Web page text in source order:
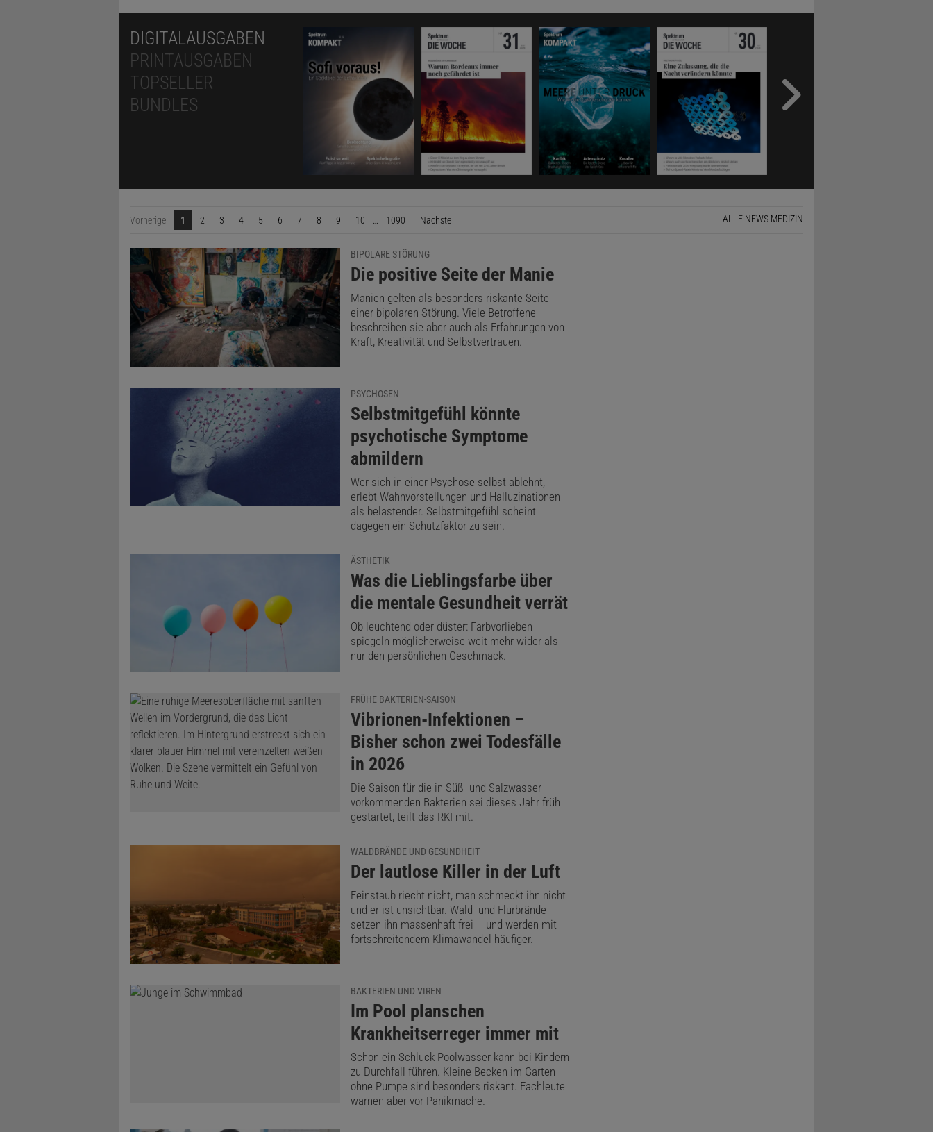
DIGITALAUSGABEN
PRINTAUSGABEN
TOPSELLER
BUNDLES
Vorherige 1 2 3 4 5 6 7 8 9 10 1090 Nächste ALLE NEWS MEDIZIN
BIPOLARE STÖRUNG
:
Die positive Seite der Manie
Manien gelten als besonders riskante Seite
einer bipolaren Störung. Viele Betroffene
beschreiben sie aber auch als Erfahrungen von
Kraft, Kreativität und Selbstvertrauen.
PSYCHOSEN
:
Selbstmitgefühl könnte
psychotische Symptome
abmildern
Wer sich in einer Psychose selbst ablehnt,
erlebt Wahnvorstellungen und Halluzinationen
als belastender. Selbstmitgefühl scheint
dagegen ein Schutzfaktor zu sein.
ÄSTHETIK
:
Was die Lieblingsfarbe über
die mentale Gesundheit verrät
Ob leuchtend oder düster: Farbvorlieben
spiegeln möglicherweise weit mehr wider als
nur den persönlichen Geschmack.
FRÜHE BAKTERIEN-SAISON
:
Vibrionen-Infektionen –
Bisher schon zwei Todesfälle
in 2026
Die Saison für die in Süß- und Salzwasser
vorkommenden Bakterien sei dieses Jahr früh
gestartet, teilt das RKI mit.
WALDBRÄNDE UND GESUNDHEIT
:
Der lautlose Killer in der Luft
Feinstaub riecht nicht, man schmeckt ihn nicht
und er ist unsichtbar. Wald- und Flurbrände
setzen ihn massenhaft frei – und werden mit
fortschreitendem Klimawandel häufiger.
BAKTERIEN UND VIREN
:
Im Pool planschen
Krankheitserreger immer mit
Schon ein Schluck Poolwasser kann bei Kindern
zu Durchfall führen. Kleine Becken im Garten
ohne Pumpe sind besonders riskant. Fachleute
warnen aber vor Panikmache.